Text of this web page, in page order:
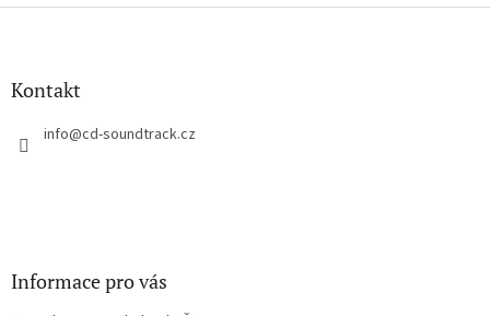
Z
Kontakt
info@cd-soundtrack.cz
Informace pro vás